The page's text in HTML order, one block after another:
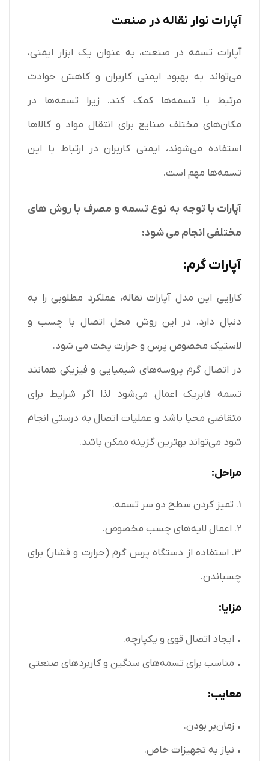
آپارات نوار نقاله در صنعت
آپارات تسمه در صنعت، به عنوان یک ابزار ایمنی،
می‌تواند به بهبود ایمنی کاربران و کاهش حوادث
مرتبط با تسمه‌ها کمک کند. زیرا تسمه‌ها در
مکان‌های مختلف صنایع برای انتقال مواد و کالاها
استفاده می‌شوند، ایمنی کاربران در ارتباط با این
تسمه‌ها مهم است.
آپارات با توجه به نوع تسمه و مصرف با روش های
مختلفی انجام می شود:
آپارات گرم:
کارایی این مدل آپارات نقاله، عملکرد مطلوبی را به
دنبال دارد. در این روش محل اتصال با چسب و
لاستیک مخصوص پرس و حرارت پخت می شود.
در اتصال گرم پروسه‌های شیمیایی و فیزیکی همانند
تسمه فابریک اعمال می‌شود لذا اگر شرایط برای
متقاضی محیا باشد و عملیات اتصال به درستی انجام
شود می‌تواند بهترین گزینه ممکن باشد.
مراحل:
1. تمیز کردن سطح دو سر تسمه.
2. اعمال لایه‌های چسب مخصوص.
3. استفاده از دستگاه پرس گرم (حرارت و فشار) برای
چسباندن.
مزایا:
• ایجاد اتصال قوی و یکپارچه.
• مناسب برای تسمه‌های سنگین و کاربردهای صنعتی
معایب:
• زمان‌بر بودن.
• نیاز به تجهیزات خاص.